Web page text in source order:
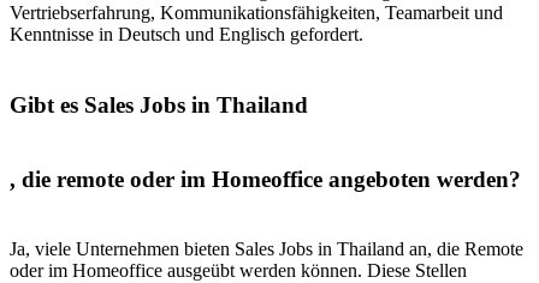
Vertriebserfahrung, Kommunikationsfähigkeiten, Teamarbeit und
Kenntnisse in Deutsch und Englisch gefordert.
Gibt es Sales Jobs in Thailand
, die remote oder im Homeoffice angeboten werden?
Ja, viele Unternehmen bieten Sales Jobs in Thailand an, die Remote
oder im Homeoffice ausgeübt werden können. Diese Stellen